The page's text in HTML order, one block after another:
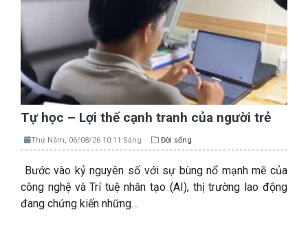
Tự học – Lợi thế cạnh tranh của người trẻ
Thứ Năm, 06/08/26 10:11 Sáng Đời sống
Bước vào kỷ nguyên số với sự bùng nổ mạnh mẽ của
công nghệ và Trí tuệ nhân tạo (AI), thị trường lao động
đang chứng kiến những…